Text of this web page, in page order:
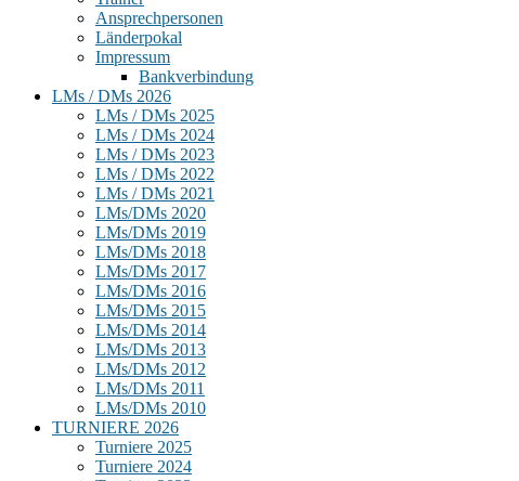
Ansprechpersonen
Länderpokal
Impressum
Bankverbindung
LMs / DMs 2026
LMs / DMs 2025
LMs / DMs 2024
LMs / DMs 2023
LMs / DMs 2022
LMs / DMs 2021
LMs/DMs 2020
LMs/DMs 2019
LMs/DMs 2018
LMs/DMs 2017
LMs/DMs 2016
LMs/DMs 2015
LMs/DMs 2014
LMs/DMs 2013
LMs/DMs 2012
LMs/DMs 2011
LMs/DMs 2010
TURNIERE 2026
Turniere 2025
Turniere 2024